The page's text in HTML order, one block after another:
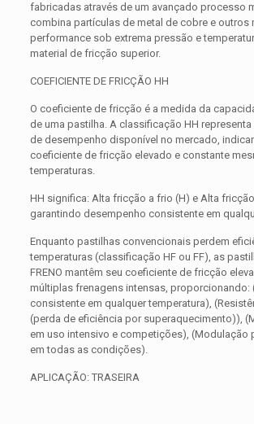
fabricadas através de um avançado processo
combina partículas de metal de cobre e outros
performance sob extrema pressão e
material de fricção superior.
COEFICIENTE DE FRICÇÃO HH
O coeficiente de fricção é a medida da
de uma pastilha. A classificação HH representa
de desempenho disponível no mercado,
coeficiente de fricção elevado e constante
temperaturas.
HH significa: Alta fricção a frio (H) e Alta
garantindo desempenho consistente em
Enquanto pastilhas convencionais perdem
temperaturas (classificação HF ou FF), as
FRENO mantêm seu coeficiente de fricção
múltiplas frenagens intensas, proporcionando:
consistente em qualquer temperatura),
(perda de eficiência por superaquecimento)),
em uso intensivo e competições), (Modulação
em todas as condições).
APLICAÇÃO: TRASEIRA